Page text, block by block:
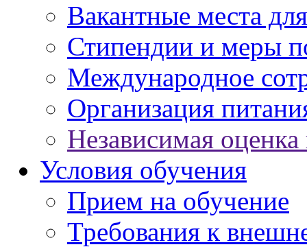
Вакантные места
Стипендии и меры
Международное
Организация
Независимая оценка
Условия обучения
Прием на обучение
Требования к